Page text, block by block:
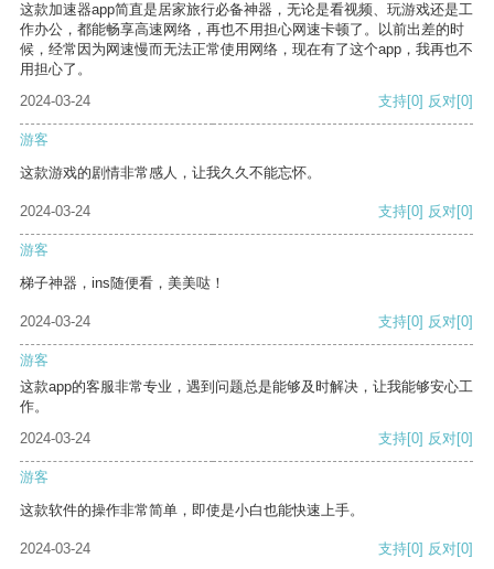
这款加速器app简直是居家旅行必备神器，无论是看视频、玩游戏还是工
作办公，都能畅享高速网络，再也不用担心网速卡顿了。以前出差的时
候，经常因为网速慢而无法正常使用网络，现在有了这个app，我再也不
用担心了。
2024-03-24
支持[0] 反对[0]
游客
这款游戏的剧情非常感人，让我久久不能忘怀。
2024-03-24 支持[0] 反对[0]
游客
梯子神器，ins随便看，美美哒！
2024-03-24 支持[0] 反对[0]
游客
这款app的客服非常专业，遇到问题总是能够及时解决，让我能够安心工
作。
2024-03-24
支持[0] 反对[0]
游客
这款软件的操作非常简单，即使是小白也能快速上手。
2024-03-24 支持[0] 反对[0]